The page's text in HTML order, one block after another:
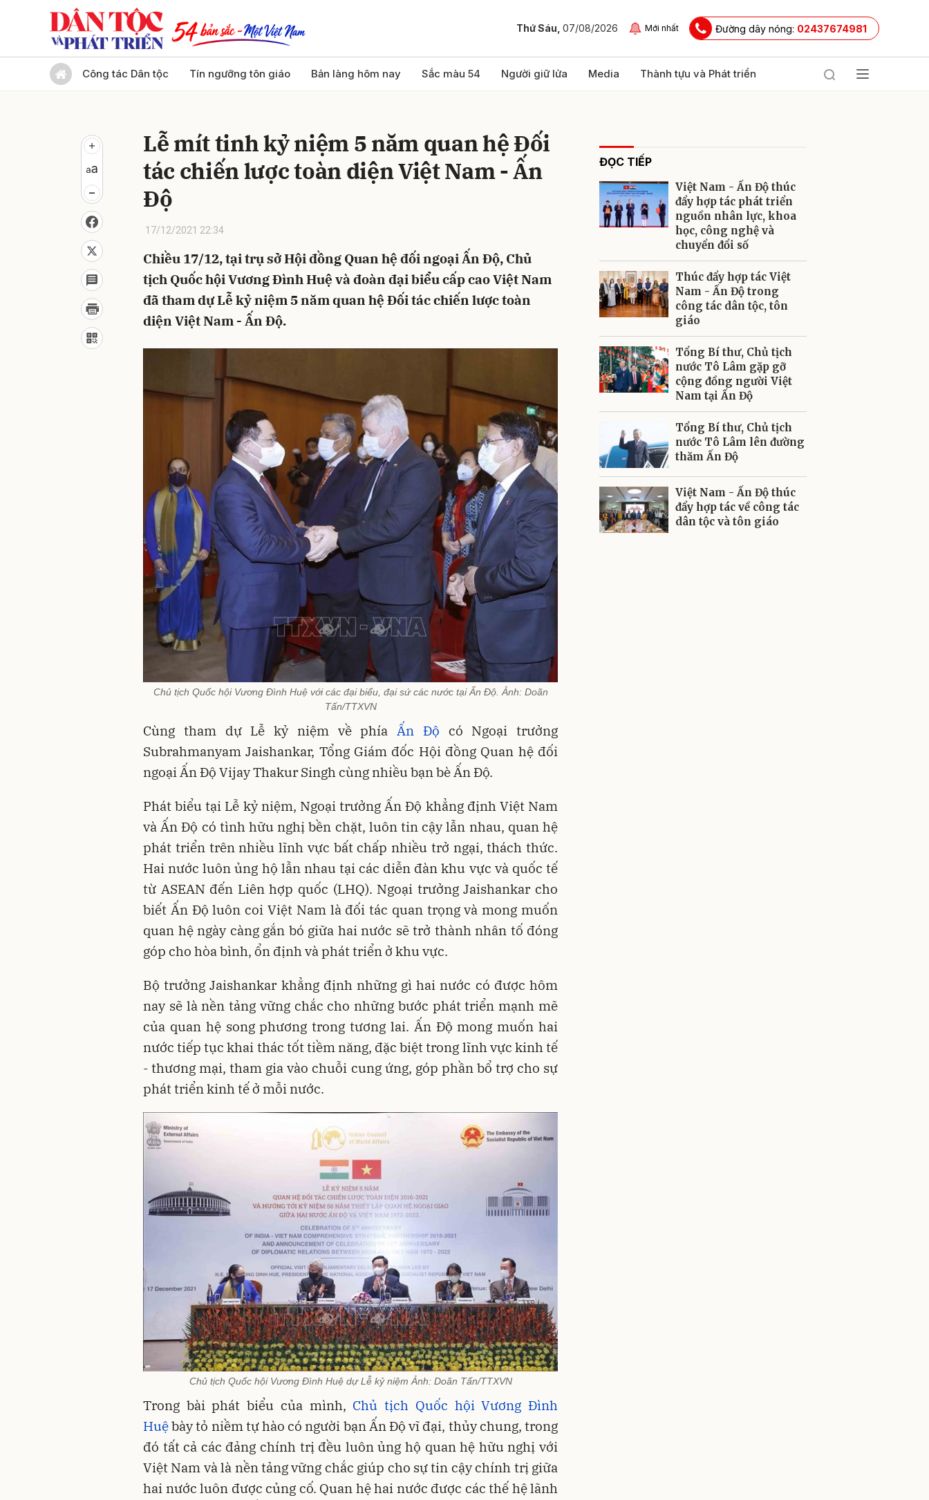
Thứ Sáu, 07/08/2026 Mới nhất Đường dây nóng: 02437674981
Công tác Dân tộc Tín ngưỡng tôn giáo Bản làng hôm nay Sắc màu 54 Người giữ lửa Media Thành tựu và Phát triển
Lễ mít tinh kỷ niệm 5 năm quan hệ Đối
tác chiến lược toàn diện Việt Nam - Ấn
Độ
17/12/2021 22:34
Chiều 17/12, tại trụ sở Hội đồng Quan hệ đối ngoại Ấn Độ, Chủ
tịch Quốc hội Vương Đình Huệ và đoàn đại biểu cấp cao Việt Nam
đã tham dự Lễ kỷ niệm 5 năm quan hệ Đối tác chiến lược toàn
diện Việt Nam - Ấn Độ.
Chủ tịch Quốc hội Vương Đình Huệ với các đại biểu, đại sứ các nước tại Ấn Độ. Ảnh: Doãn
Tấn/TTXVN
Cùng tham dự Lễ kỷ niệm về phía Ấn Độ có Ngoại trưởng
Subrahmanyam Jaishankar, Tổng Giám đốc Hội đồng Quan hệ đối
ngoại Ấn Độ Vijay Thakur Singh cùng nhiều bạn bè Ấn Độ.
Phát biểu tại Lễ kỷ niệm, Ngoại trưởng Ấn Độ khẳng định Việt Nam
và Ấn Độ có tình hữu nghị bền chặt, luôn tin cậy lẫn nhau, quan hệ
phát triển trên nhiều lĩnh vực bất chấp nhiều trở ngại, thách thức.
Hai nước luôn ủng hộ lẫn nhau tại các diễn đàn khu vực và quốc tế
từ ASEAN đến Liên hợp quốc (LHQ). Ngoại trưởng Jaishankar cho
biết Ấn Độ luôn coi Việt Nam là đối tác quan trọng và mong muốn
quan hệ ngày càng gắn bó giữa hai nước sẽ trở thành nhân tố đóng
góp cho hòa bình, ổn định và phát triển ở khu vực.
Bộ trưởng Jaishankar khẳng định những gì hai nước có được hôm
nay sẽ là nền tảng vững chắc cho những bước phát triển mạnh mẽ
của quan hệ song phương trong tương lai. Ấn Độ mong muốn hai
nước tiếp tục khai thác tốt tiềm năng, đặc biệt trong lĩnh vực kinh tế
- thương mại, tham gia vào chuỗi cung ứng, góp phần bổ trợ cho sự
phát triển kinh tế ở mỗi nước.
Chủ tịch Quốc hội Vương Đình Huệ dự Lễ kỷ niệm Ảnh: Doãn Tấn/TTXVN
Trong bài phát biểu của mình, Chủ tịch Quốc hội Vương Đình
Huệbày tỏ niềm tự hào có người bạn Ấn Độ vĩ đại, thủy chung, trong
đó tất cả các đảng chính trị đều luôn ủng hộ quan hệ hữu nghị với
Việt Nam và là nền tảng vững chắc giúp cho sự tin cậy chính trị giữa
hai nước luôn được củng cố. Quan hệ hai nước được các thế hệ lãnh
ĐỌC TIẾP
Việt Nam - Ấn Độ thúc
đẩy hợp tác phát triển
nguồn nhân lực, khoa
học, công nghệ và
chuyển đổi số
Thúc đẩy hợp tác Việt
Nam - Ấn Độ trong
công tác dân tộc, tôn
giáo
Tổng Bí thư, Chủ tịch
nước Tô Lâm gặp gỡ
cộng đồng người Việt
Nam tại Ấn Độ
Tổng Bí thư, Chủ tịch
nước Tô Lâm lên đường
thăm Ấn Độ
Việt Nam - Ấn Độ thúc
đẩy hợp tác về công tác
dân tộc và tôn giáo
Gửi bình luận
Gửi